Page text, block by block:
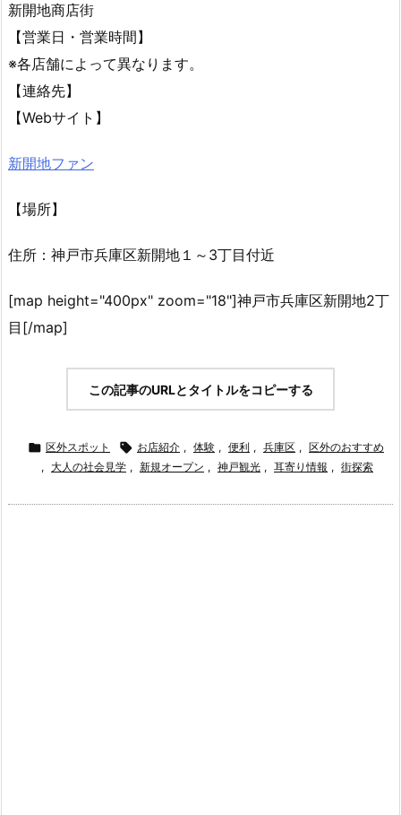
新開地商店街
【営業日・営業時間】
※各店舗によって異なります。
【連絡先】
【Webサイト】
新開地ファン
【場所】
住所：神戸市兵庫区新開地１～3丁目付近
[map height="400px" zoom="18"]神戸市兵庫区新開地2丁
目[/map]
この記事のURLとタイトルをコピーする
 区外スポット  お店紹介 , 体験 , 便利 , 兵庫区 , 区外のおすすめ
, 大人の社会見学 , 新規オープン , 神戸観光 , 耳寄り情報 , 街探索